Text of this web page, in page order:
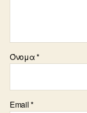
Όνομα*
Email*